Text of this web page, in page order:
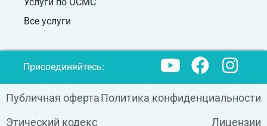
Все услуги
Присоединяйтесь:
Публичная офертаПолитика конфиденциальности
Этический кодекс
Лицензии